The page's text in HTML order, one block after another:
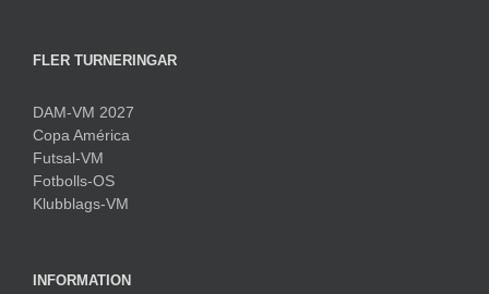
FLER TURNERINGAR
DAM-VM 2027
Copa América
Futsal-VM
Fotbolls-OS
Klubblags-VM
INFORMATION